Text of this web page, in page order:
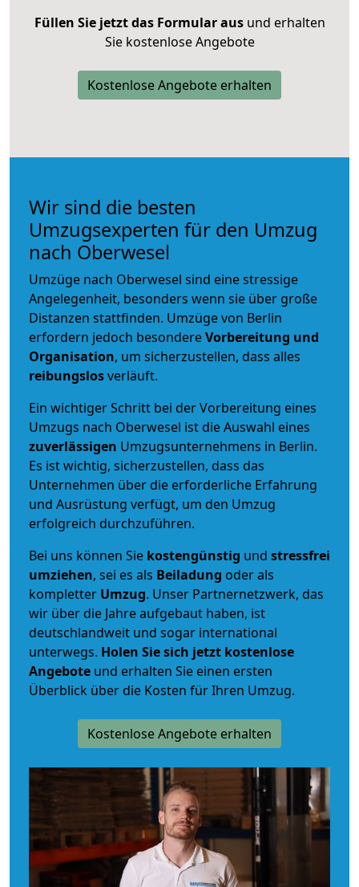
Füllen Sie jetzt das Formular ausund erhalten
Sie kostenlose Angebote
Kostenlose Angebote erhalten
Wir sind die besten
Umzugsexperten für den Umzug
nach Oberwesel
Umzüge nach Oberwesel sind eine stressige
Angelegenheit, besonders wenn sie über große
Distanzen stattfinden. Umzüge von Berlin
erfordern jedoch besondereVorbereitung und
Organisation, um sicherzustellen, dass alles
reibungslosverläuft.
Ein wichtiger Schritt bei der Vorbereitung eines
Umzugs nach Oberwesel ist die Auswahl eines
zuverlässigen Umzugsunternehmens in Berlin.
Es ist wichtig, sicherzustellen, dass das
Unternehmen über die erforderliche Erfahrung
und Ausrüstung verfügt, um den Umzug
erfolgreich durchzuführen.
Bei uns können Sie kostengünstig und stressfrei
umziehen, sei es als Beiladung oder als
kompletter Umzug. Unser Partnernetzwerk, das
wir über die Jahre aufgebaut haben, ist
deutschlandweit und sogar international
unterwegs. Holen Sie sich jetzt kostenlose
Angebote und erhalten Sie einen ersten
Überblick über die Kosten für Ihren Umzug.
Kostenlose Angebote erhalten